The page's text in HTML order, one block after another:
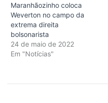
Maranhãozinho coloca
Weverton no campo da
extrema direita
bolsonarista
24 de maio de 2022
Em "Notícias"